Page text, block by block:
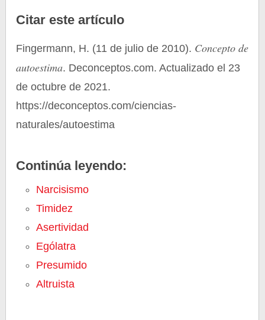
Citar este artículo
Fingermann, H. (11 de julio de 2010). Concepto de
autoestima. Deconceptos.com. Actualizado el 23
de octubre de 2021.
https://deconceptos.com/ciencias-
naturales/autoestima
Continúa leyendo:
Narcisismo
Timidez
Asertividad
Ególatra
Presumido
Altruista